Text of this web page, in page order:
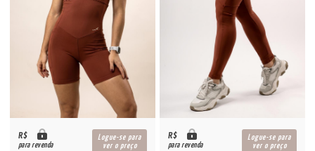
R$
para revenda
Logue-se para
ver o preço
R$
para revenda
Logue-se para
ver o preço